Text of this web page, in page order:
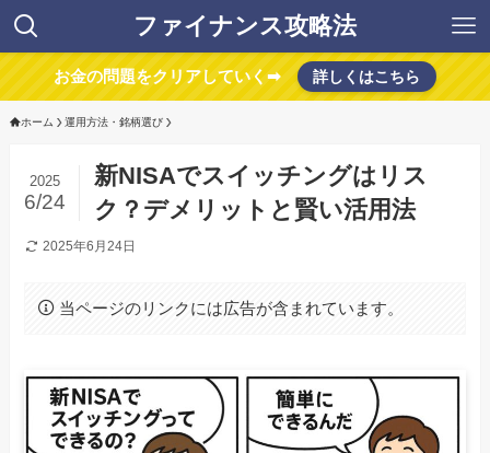
ファイナンス攻略法
お金の問題をクリアしていく➡ 詳しくはこちら
ホーム 運用方法・銘柄選び
新NISAでスイッチングはリス
ク？デメリットと賢い活用法
2025
6/24
2025年6月24日
当ページのリンクには広告が含まれています。